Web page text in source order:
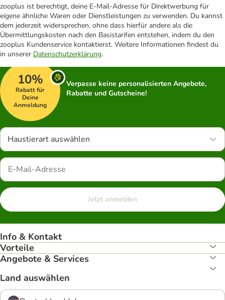
zooplus ist berechtigt, deine E-Mail-Adresse für Direktwerbung für
eigene ähnliche Waren oder Dienstleistungen zu verwenden. Du kannst
dem jederzeit widersprechen, ohne dass hierfür andere als die
Übermittlungskosten nach den Basistarifen entstehen, indem du den
zooplus Kundenservice kontaktierst. Weitere Informationen findest du
in unserer Datenschutzerklärung.
10%
Rabatt für
Deine
Anmeldung
Verpasse keine personalisierten Angebote,
Rabatte und Gutscheine!
Haustierart auswählen
Jetzt anmelden
Info & Kontakt
Vorteile
Angebote & Services
Land auswählen